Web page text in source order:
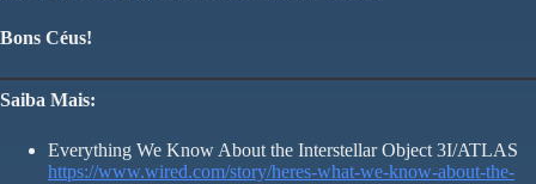
Bons Céus!
Saiba Mais:
Everything We Know About the Interstellar Object 3I/ATLAS
https://www.wired.com/story/heres-what-we-know-about-the-